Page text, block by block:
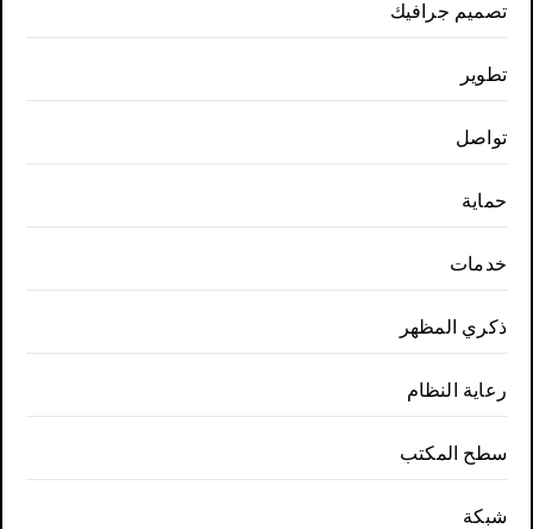
تصميم جرافيك
تطوير
تواصل
حماية
خدمات
ذكري المظهر
رعاية النظام
سطح المكتب
شبكة